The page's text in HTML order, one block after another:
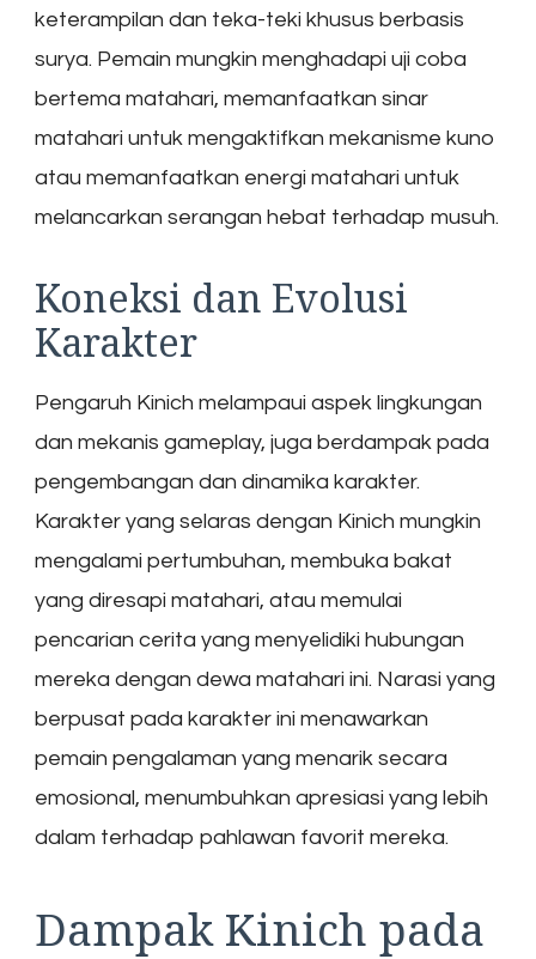
keterampilan dan teka-teki khusus berbasis
surya. Pemain mungkin menghadapi uji coba
bertema matahari, memanfaatkan sinar
matahari untuk mengaktifkan mekanisme kuno
atau memanfaatkan energi matahari untuk
melancarkan serangan hebat terhadap musuh.
Koneksi dan Evolusi
Karakter
Pengaruh Kinich melampaui aspek lingkungan
dan mekanis gameplay, juga berdampak pada
pengembangan dan dinamika karakter.
Karakter yang selaras dengan Kinich mungkin
mengalami pertumbuhan, membuka bakat
yang diresapi matahari, atau memulai
pencarian cerita yang menyelidiki hubungan
mereka dengan dewa matahari ini. Narasi yang
berpusat pada karakter ini menawarkan
pemain pengalaman yang menarik secara
emosional, menumbuhkan apresiasi yang lebih
dalam terhadap pahlawan favorit mereka.
Dampak Kinich pada